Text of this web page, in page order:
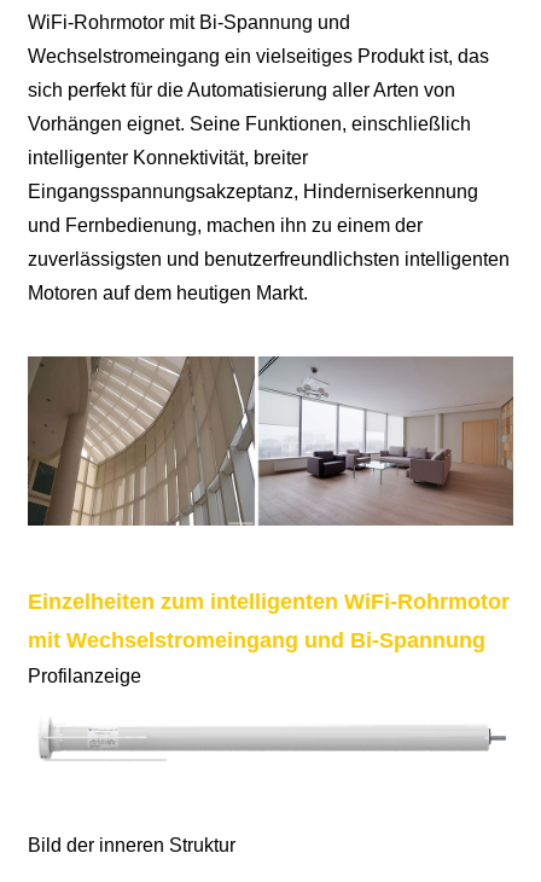
WiFi-Rohrmotor mit Bi-Spannung und
Wechselstromeingang ein vielseitiges Produkt ist, das
sich perfekt für die Automatisierung aller Arten von
Vorhängen eignet. Seine Funktionen, einschließlich
intelligenter Konnektivität, breiter
Eingangsspannungsakzeptanz, Hinderniserkennung
und Fernbedienung, machen ihn zu einem der
zuverlässigsten und benutzerfreundlichsten intelligenten
Motoren auf dem heutigen Markt.
Einzelheiten zum intelligenten WiFi-Rohrmotor
mit Wechselstromeingang und Bi-Spannung
Profilanzeige
Bild der inneren Struktur